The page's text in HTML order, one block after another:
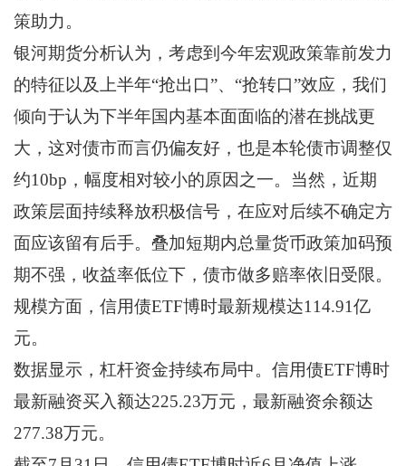
策助力。
银河期货分析认为，考虑到今年宏观政策靠前发力
的特征以及上半年“抢出口”、“抢转口”效应，我们
倾向于认为下半年国内基本面面临的潜在挑战更
大，这对债市而言仍偏友好，也是本轮债市调整仅
约10bp，幅度相对较小的原因之一。当然，近期
政策层面持续释放积极信号，在应对后续不确定方
面应该留有后手。叠加短期内总量货币政策加码预
期不强，收益率低位下，债市做多赔率依旧受限。
规模方面，信用债ETF博时最新规模达114.91亿
元。
数据显示，杠杆资金持续布局中。信用债ETF博时
最新融资买入额达225.23万元，最新融资余额达
277.38万元。